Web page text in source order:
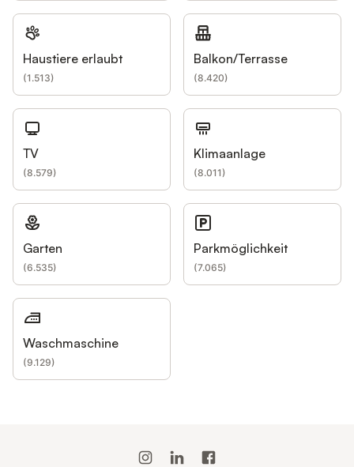
Haustiere erlaubt
(1.513)
Balkon/Terrasse
(8.420)
TV
(8.579)
Klimaanlage
(8.011)
Garten
(6.535)
Parkmöglichkeit
(7.065)
Waschmaschine
(9.129)